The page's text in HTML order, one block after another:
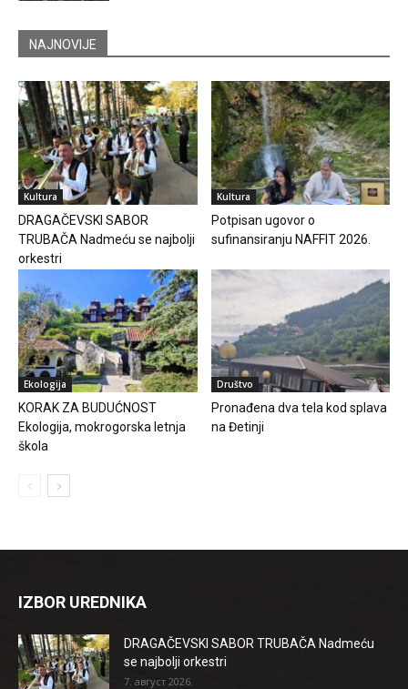
NAJNOVIJE
Kultura
DRAGAČEVSKI SABOR
TRUBAČA Nadmeću se najbolji
orkestri
Kultura
Potpisan ugovor o
sufinansiranju NAFFIT 2026.
Ekologija
KORAK ZA BUDUĆNOST
Ekologija, mokrogorska letnja
škola
Društvo
Pronađena dva tela kod splava
na Đetinji
IZBOR UREDNIKA
DRAGAČEVSKI SABOR TRUBAČA Nadmeću
se najbolji orkestri
7. август 2026.